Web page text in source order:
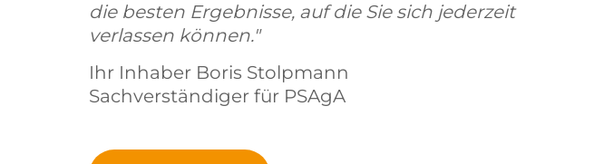
die besten Ergebnisse, auf die Sie sich jederzeit
verlassen können."
Ihr Inhaber Boris Stolpmann
Sachverständiger für PSAgA